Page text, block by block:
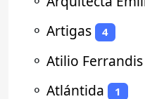
⚬ Artigas 4
⚬ Atilio Ferrandis
⚬ Atlántida 1